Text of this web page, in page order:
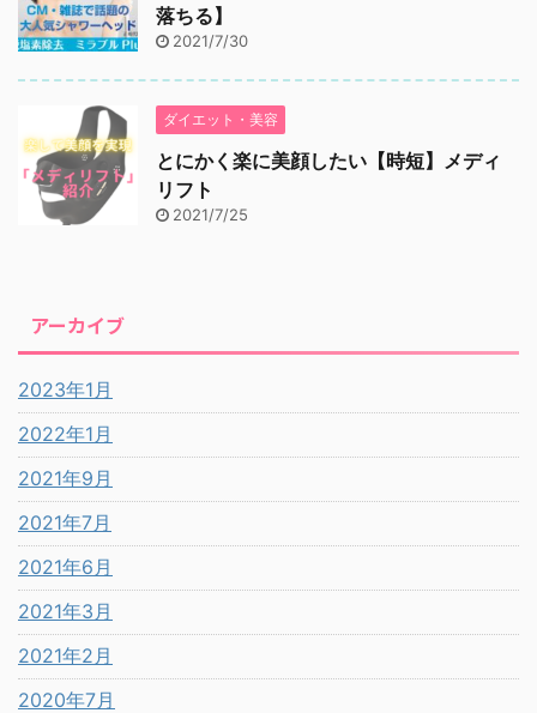
落ちる】
2021/7/30
ダイエット・美容
とにかく楽に美顔したい【時短】メディ
リフト
2021/7/25
アーカイブ
2023年1月
2022年1月
2021年9月
2021年7月
2021年6月
2021年3月
2021年2月
2020年7月